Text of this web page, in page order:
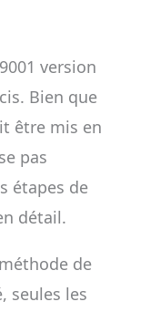
version
Bien que
être mis en
pas
étapes de
détail.
de
seules les